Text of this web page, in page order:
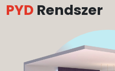
PYD Rendszer